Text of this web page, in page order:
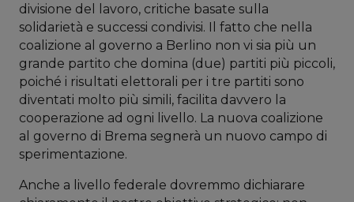
divisione del lavoro, critiche basate sulla
solidarietà e successi condivisi. Il fatto che nella
coalizione al governo a Berlino non vi sia più un
grande partito che domina (due) partiti più piccoli,
poiché i risultati elettorali per i tre partiti sono
diventati molto più simili, facilita davvero la
cooperazione ad ogni livello. La nuova coalizione
al governo di Brema segnerà un nuovo campo di
sperimentazione.
Anche a livello federale dovremmo dichiarare